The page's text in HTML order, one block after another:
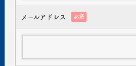
メールアドレス 必須